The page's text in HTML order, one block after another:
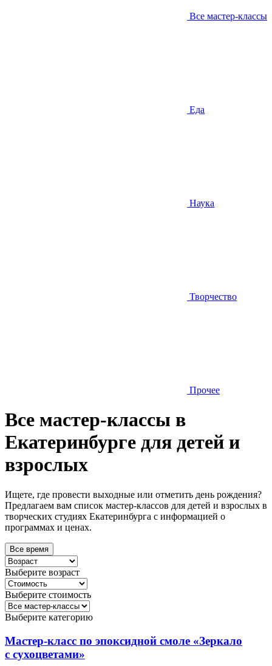
Все мастер-классы
Еда
Наука
Творчество
Прочее
Все мастер-классы в
Екатеринбурге для детей и
взрослых
Ищете, где провести выходные или отметить день рождения?
Предлагаем вам список мастер-классов для детей и взрослых в
творческих студиях Екатеринбурга с информацией о
программах и ценах.
Все время
Выберите возраст
Выберите стоимость
Выберите категорию
Мастер-класс по эпоксидной смоле «Зеркало
с сухоцветами»